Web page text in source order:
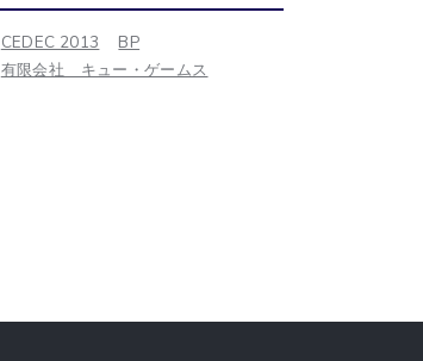
CEDEC 2013
BP
有限会社 キュー・ゲームス